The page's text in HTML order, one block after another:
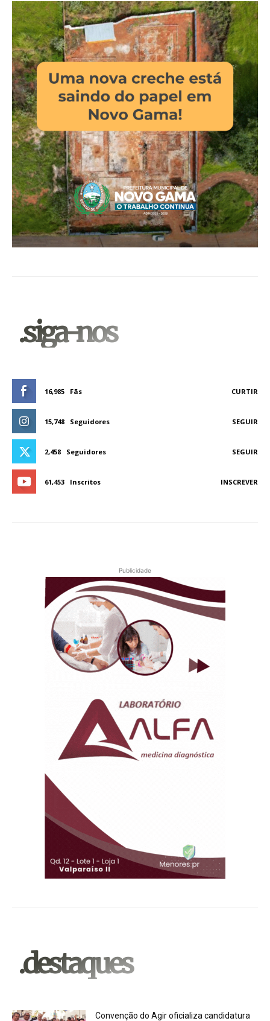
.siga-nos
16,985 Fãs CURTIR
15,748 Seguidores SEGUIR
2,458 Seguidores SEGUIR
61,453 Inscritos INSCREVER
Publicidade
.destaques
Convenção do Agir oficializa candidatura